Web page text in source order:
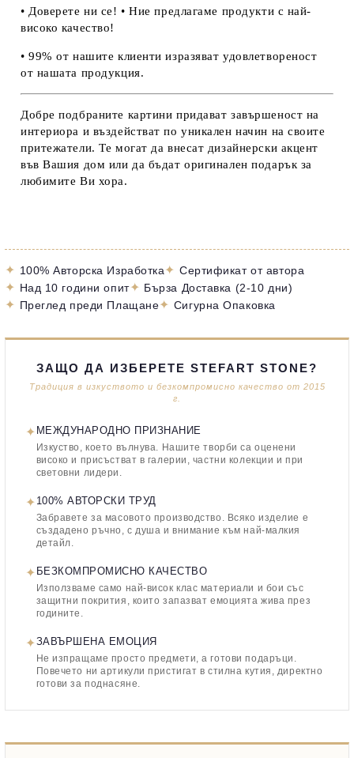
• Доверете ни се! • Ние предлагаме продукти с най-
високо качество!
• 99% от нашите клиенти изразяват удовлетвореност
от нашата продукция.
Добре подбраните картини придават завършеност на
интериора и въздействат по уникален начин на своите
притежатели. Те могат да внесат дизайнерски акцент
във Вашия дом или да бъдат оригинален подарък за
любимите Ви хора.
✦ 100% Авторска Изработка✦ Сертификат от автора
✦ Над 10 години опит✦ Бърза Доставка (2-10 дни)
✦ Преглед преди Плащане✦ Сигурна Опаковка
ЗАЩО ДА ИЗБЕРЕТЕ STEFART STONE?
Традиция в изкуството и безкомпромисно качество от 2015
г.
✦ МЕЖДУНАРОДНО ПРИЗНАНИЕ
Изкуство, което вълнува. Нашите творби са оценени
високо и присъстват в галерии, частни колекции и при
световни лидери.
✦ 100% АВТОРСКИ ТРУД
Забравете за масовото производство. Всяко изделие е
създадено ръчно, с душа и внимание към най-малкия
детайл.
✦ БЕЗКОМПРОМИСНО КАЧЕСТВО
Използваме само най-висок клас материали и бои със
защитни покрития, които запазват емоцията жива през
годините.
✦ЗАВЪРШЕНА ЕМОЦИЯ
Не изпращаме просто предмети, а готови подаръци.
Повечето ни артикули пристигат в стилна кутия, директно
готови за поднасяне.